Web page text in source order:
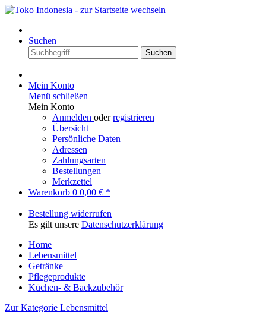
Suchen
Suchen
Mein Konto
Menü schließen
Mein Konto
Anmelden oderregistrieren
Übersicht
Persönliche Daten
Adressen
Zahlungsarten
Bestellungen
Merkzettel
Warenkorb 0 0,00 € *
Bestellung widerrufen
Es gilt unsere Datenschutzerklärung
Home
Lebensmittel
Getränke
Pflegeprodukte
Küchen- & Backzubehör
Zur Kategorie Lebensmittel